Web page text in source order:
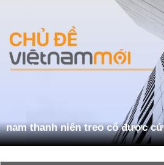
nam thanh niên treo cổ được